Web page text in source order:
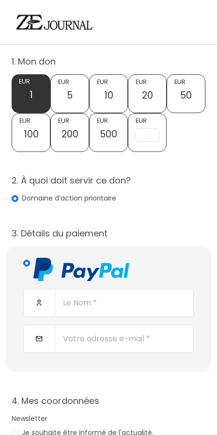
1. Mon don
EUR
1
EUR
5
EUR
10
EUR
20
EUR
50
EUR
100
EUR
200
EUR
500
EUR
2. À quoi doit servir ce don?
Domaine d’action prioritaire
3. Détails du paiement
4. Mes coordonnées
Newsletter
Je souhaite être informé de l'actualité.